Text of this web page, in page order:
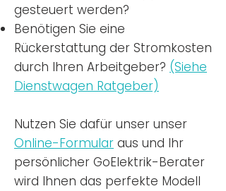
gesteuert werden?
Benötigen Sie eine
Rückerstattung der Stromkosten
durch Ihren Arbeitgeber? (Siehe
Dienstwagen Ratgeber)
Nutzen Sie dafür unser unser
Online-Formular aus und Ihr
persönlicher GoElektrik-Berater
wird Ihnen das perfekte Modell